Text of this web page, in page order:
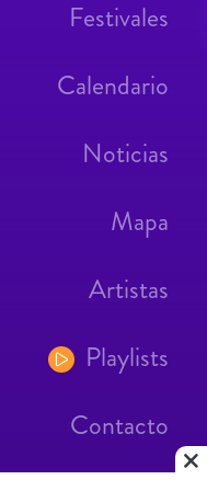
Festivales
Calendario
Noticias
Mapa
Artistas
Playlists
Contacto